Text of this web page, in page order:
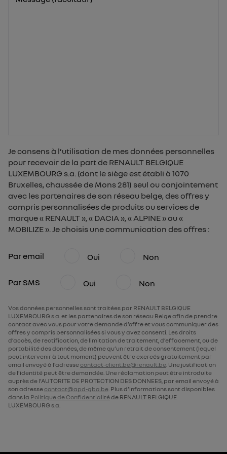
Je consens à l’utilisation de mes données personnelles
pour recevoir de la part de RENAULT BELGIQUE
LUXEMBOURG s.a. (dont le siège est établi à 1070
Bruxelles, chaussée de Mons 281) seul ou conjointement
avec les partenaires de son réseau belge, des offres y
compris personnalisées de produits ou services de
marque « RENAULT », « DACIA », « ALPINE » ou «
MOBILIZE ». Je choisis une communication des offres :
Par email Oui Non
Par SMS Oui Non
Vos données personnelles sont traitées par RENAULT BELGIQUE
LUXEMBOURG s.a. et les partenaires de son réseau Belge afin de prendre
contact avec vous pour votre demande d’offre et vous communiquer des
offres y compris personnalisées si vous y avez consenti. Les droits
d’accès, de rectification, de limitation de traitement, d’effacement, ou de
portabilité des données, de même qu’un retrait de consentement (lequel
peut intervenir à tout moment) peuvent être exercés gratuitement par
email envoyé à l’adresse contact-client.be@renault.be. Une justification
de l’identité peut être demandée. Une réclamation peut être introduite
auprès de l’AUTORITE DE PROTECTION DES DONNEES, par email envoyé à
son adresse contact@apd-gba.be. Plus d’informations sont disponibles
dans la Politique de Confidentialitéde RENAULT BELGIQUE
LUXEMBOURG s.a.